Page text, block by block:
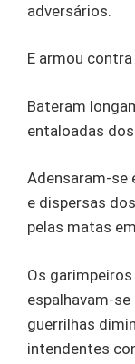
adversários.
E armou
Bateram
entaloadas
Adensaram-se
e dispersas
pelas matas
Os
espalhavam-
guerrilhas
intendentes